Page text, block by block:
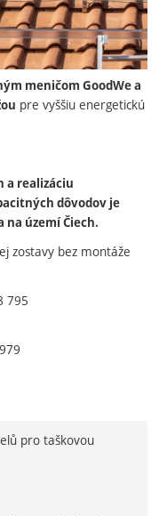
meničom GoodWe a
pre vyššiu energetickú
a realizáciu
dôvodov je
na území Čiech.
zostavy bez montáže
795
pro taškovou